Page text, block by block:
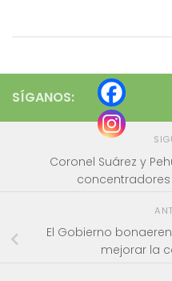
SÍGANOS:
Coronel Suárez y
El Gobierno
mejorar la